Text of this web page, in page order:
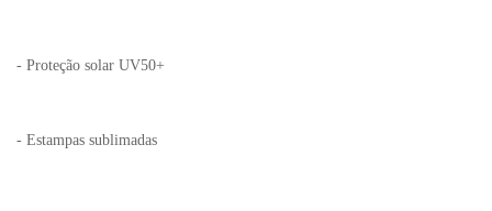
- Proteção solar UV50+
- Estampas sublimadas